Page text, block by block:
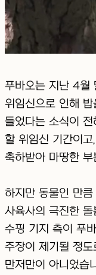
푸바오는 지난 4월
위임신으로 인해
들었다는 소식이
할 위임신 기간이
축하받아 마땅한 부
하지만 동물인 만
사육사의 극진한
수핑 기지 측이 푸
주장이 제기될 정
만저만이 아니었습